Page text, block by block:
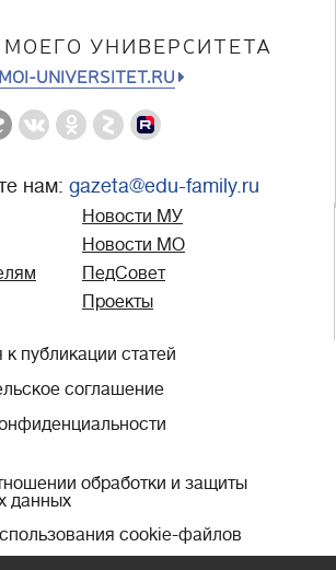
МОЕГО УНИВЕРСИТЕТА
MOI-UNIVERSITET.RU
нам: gazeta@edu-family.ru
Новости МУ
Новости МО
ПедСовет
Проекты
публикации статей
соглашение
обработки и защиты
данных
cookie-файлов